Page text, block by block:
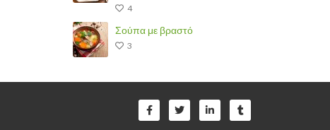
4
Σούπα με βραστό
3